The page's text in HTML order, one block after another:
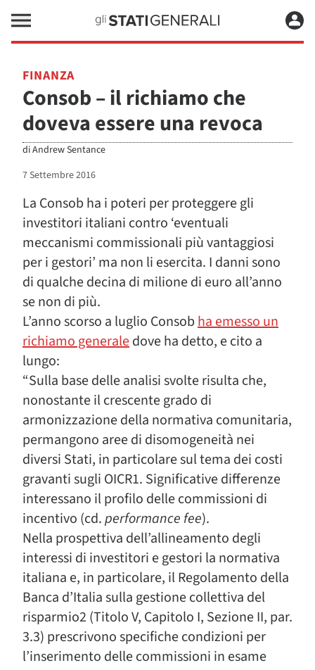
FINANZA
Consob – il richiamo che
doveva essere una revoca
diAndrew Sentance
7 Settembre 2016
La Consob ha i poteri per proteggere gli
investitori italiani contro ‘eventuali
meccanismi commissionali più vantaggiosi
per i gestori’ ma non li esercita. I danni sono
di qualche decina di milione di euro all’anno
se non di più.
L’anno scorso a luglio Consobha emesso un
richiamo generaledove ha detto, e cito a
lungo:
“Sulla base delle analisi svolte risulta che,
nonostante il crescente grado di
armonizzazione della normativa comunitaria,
permangono aree di disomogeneità nei
diversi Stati, in particolare sul tema dei costi
gravanti sugli OICR1. Significative differenze
interessano il profilo delle commissioni di
incentivo (cd.performance fee).
Nella prospettiva dell’allineamento degli
interessi di investitori e gestori la normativa
italiana e, in particolare, il Regolamento della
Banca d’Italia sulla gestione collettiva del
risparmio2 (Titolo V, Capitolo I, Sezione II, par.
3.3) prescrivono specifiche condizioni per
l’inserimento delle commissioni in esame